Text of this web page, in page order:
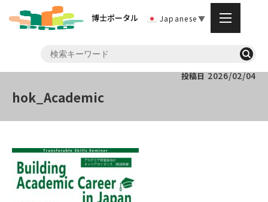
博士ポータル Japanese▼
投稿日 2026/02/04
hok_Academic